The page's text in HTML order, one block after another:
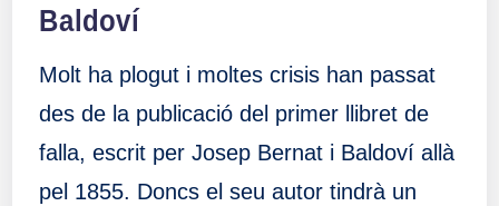
Baldoví
Molt ha plogut i moltes crisis han passat
des de la publicació del primer llibret de
falla, escrit per Josep Bernat i Baldoví allà
pel 1855. Doncs el seu autor tindrà un